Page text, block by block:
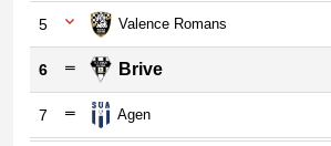
5 Valence Romans
6 Brive
7 Agen